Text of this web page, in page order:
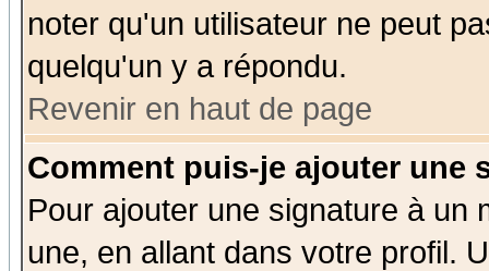
noter qu'un utilisateur ne peut
quelqu'un y a répondu.
Revenir en haut de page
Comment puis-je ajouter une
Pour ajouter une signature à un
une, en allant dans votre profil.